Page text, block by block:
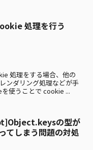
処理を行う
処理をする場合、他の
ンダリング処理などが手
使うことで cookie ...
の型が
てしまう問題の対処